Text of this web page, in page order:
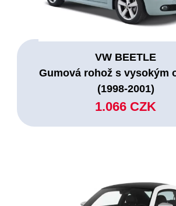
VW BEETLE
Gumová rohož s vysokým
(1998-2001)
1.066 CZK